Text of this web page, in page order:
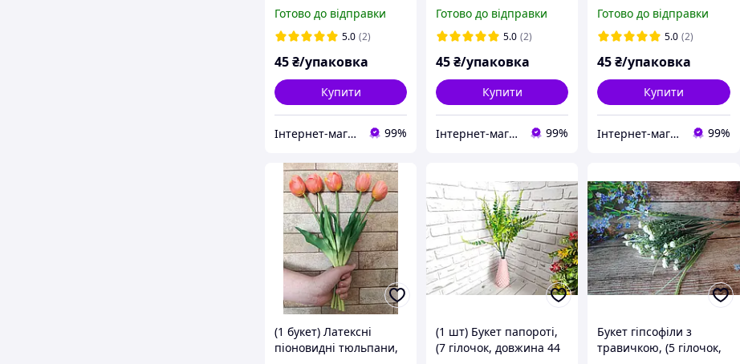
Готово до відправки
5.0 (2)
45₴/упаковка
Купити
Інтернет-магазин "Хобі-плюс" 99%
Готово до відправки
5.0 (2)
45₴/упаковка
Купити
Інтернет-магазин "Хобі-плюс" 99%
Готово до відправки
5.0 (2)
45₴/упаковка
Купити
Інтернет-магазин "Хобі-плюс" 99%
(1 букет) Латексні
піоновидні тюльпани,
(1 шт) Букет папороті,
(7 гілочок, довжина 44
Букет гіпсофіли з
травичкою, (5 гілочок,